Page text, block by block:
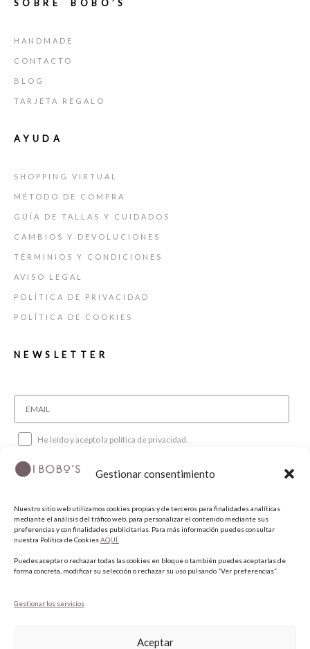
Gestionar consentimiento
Nuestro sitio web utilizamos cookies propias y de terceros para finalidades analíticas
mediante el análisis del tráfico web, para personalizar el contenido mediante sus
preferencias y con finalidades publicitarias. Para más información puedes consultar
nuestra Política de CookiesAQUÍ.
Puedes aceptar o rechazar todas las cookies en bloque o también puedes aceptarlas de
forma concreta, modificar su selección o rechazar su uso pulsando “Ver preferencias”.
Gestionar los servicios
Aceptar
SOBRE BOBO’S
HANDMADE
CONTACTO
BLOG
TARJETA REGALO
AYUDA
SHOPPING VIRTUAL
MÉTODO DE COMPRA
GUÍA DE TALLAS Y CUIDADOS
CAMBIOS Y DEVOLUCIONES
TÉRMINIOS Y CONDICIONES
AVISO LEGAL
POLÍTICA DE PRIVACIDAD
POLÍTICA DE COOKIES
NEWSLETTER
He leído y acepto la política de privacidad.
SUSCRIBIRME
SÍGUENOS
INSTAGRAM
PINTEREST